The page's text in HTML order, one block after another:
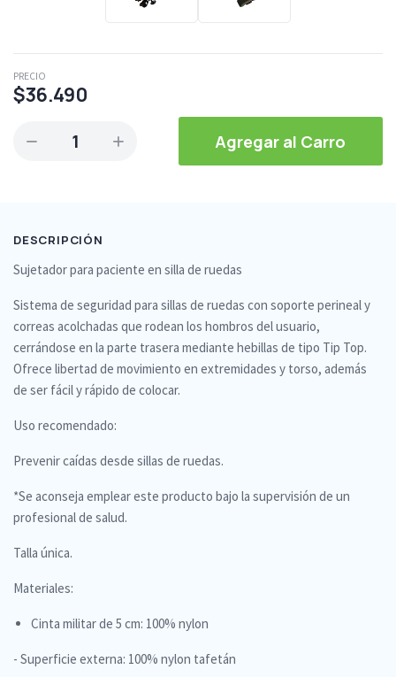
PRECIO
$36.490
1 Agregar al Carro
DESCRIPCIÓN
Sujetador para paciente en silla de ruedas
Sistema de seguridad para sillas de ruedas con soporte perineal y
correas acolchadas que rodean los hombros del usuario,
cerrándose en la parte trasera mediante hebillas de tipo Tip Top.
Ofrece libertad de movimiento en extremidades y torso, además
de ser fácil y rápido de colocar.
Uso recomendado:
Prevenir caídas desde sillas de ruedas.
*Se aconseja emplear este producto bajo la supervisión de un
profesional de salud.
Talla única.
Materiales:
Cinta militar de 5 cm: 100% nylon
- Superficie externa: 100% nylon tafetán